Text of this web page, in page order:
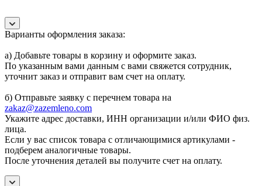
Варианты оформления заказа:
а) Добавьте товары в корзину и оформите заказ.
По указанным вами данным с вами свяжется сотрудник,
уточнит заказ и отправит вам счет на оплату.
б) Отправьте заявку с перечнем товара на
zakaz@zazemleno.com
Укажите адрес доставки, ИНН организации и/или ФИО физ.
лица.
Если у вас список товара с отличающимися артикулами -
подберем аналогичные товары.
После уточнения деталей вы получите счет на оплату.